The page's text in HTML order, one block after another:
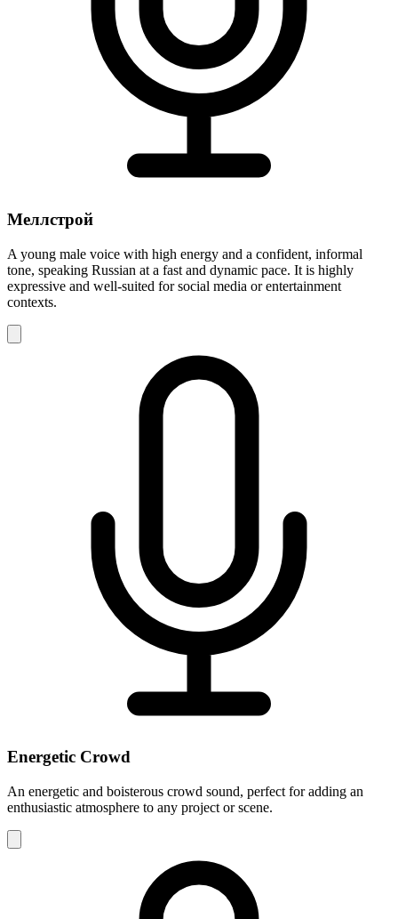
Меллстрой
A young male voice with high energy and a confident, informal
tone, speaking Russian at a fast and dynamic pace. It is highly
expressive and well-suited for social media or entertainment
contexts.
Energetic Crowd
An energetic and boisterous crowd sound, perfect for adding an
enthusiastic atmosphere to any project or scene.